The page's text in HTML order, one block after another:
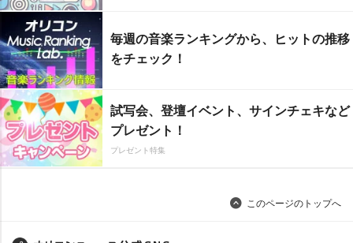
毎週の音楽ランキングから、ヒットの推移
をチェック！
試写会、登壇イベント、サインチェキなど
プレゼント！
プレゼント特集
このページのトップへ